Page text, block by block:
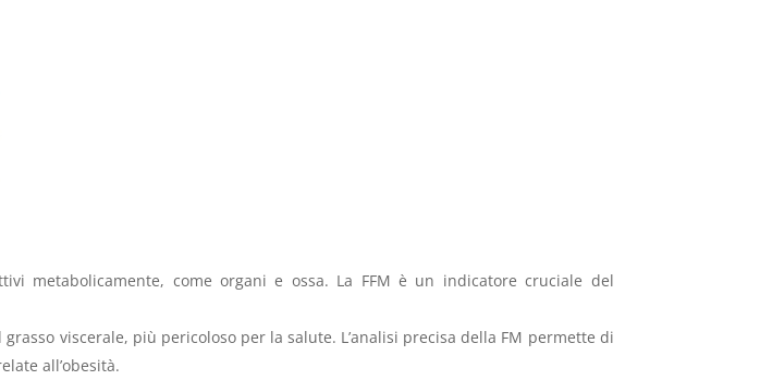
metabolicamente, come organi e ossa. La FFM è un indicatore cruciale del
viscerale, più pericoloso per la salute. L’analisi precisa della FM permette di
all’obesità.